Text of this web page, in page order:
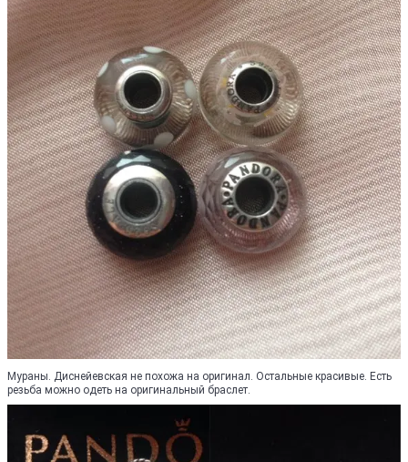
Мураны. Диснейевская не похожа на оригинал. Остальные красивые. Есть
резьба можно одеть на оригинальный браслет.